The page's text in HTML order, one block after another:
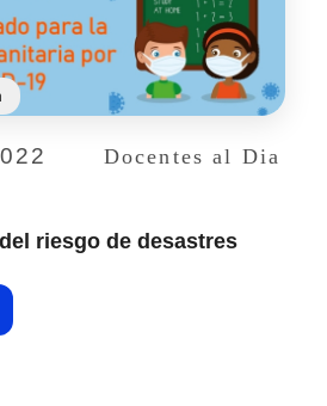
Docentes al Dia
riesgo de desastres